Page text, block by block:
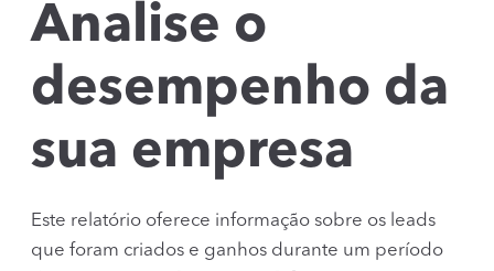
Analise o
desempenho da
sua empresa
Este relatório oferece informação sobre os leads
que foram criados e ganhos durante um período